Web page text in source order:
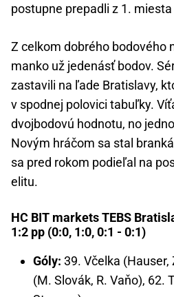
postupne prepadli z 1.
Z celkom dobrého bodového
manko už jedenásť bodov.
zastavili na ľade Bratislavy,
v spodnej polovici tabuľky.
dvojbodovú hodnotu, no
Novým hráčom sa stal
sa pred rokom podieľal na
elitu.
HC BIT markets TEBS
1:2 pp (0:0, 1:0, 0:1 - 0:1)
Góly: 39. Včelka
(M. Slovák, R. Vaňo), 62.